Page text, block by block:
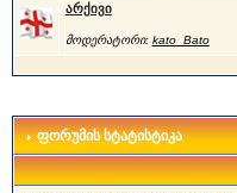
არქივი
მოდერატორი: kato_Bato
ფორუმის სტატისტიკა